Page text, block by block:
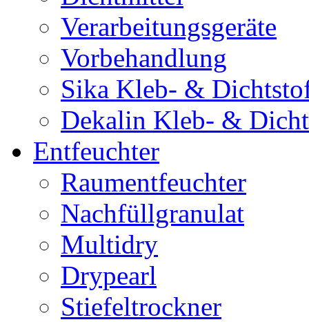
Verarbeitungsgeräte
Vorbehandlung
Sika Kleb- &
Dekalin Kleb- &
Entfeuchter
Raumentfeuchter
Nachfüllgranulat
Multidry
Drypearl
Stiefeltrockner